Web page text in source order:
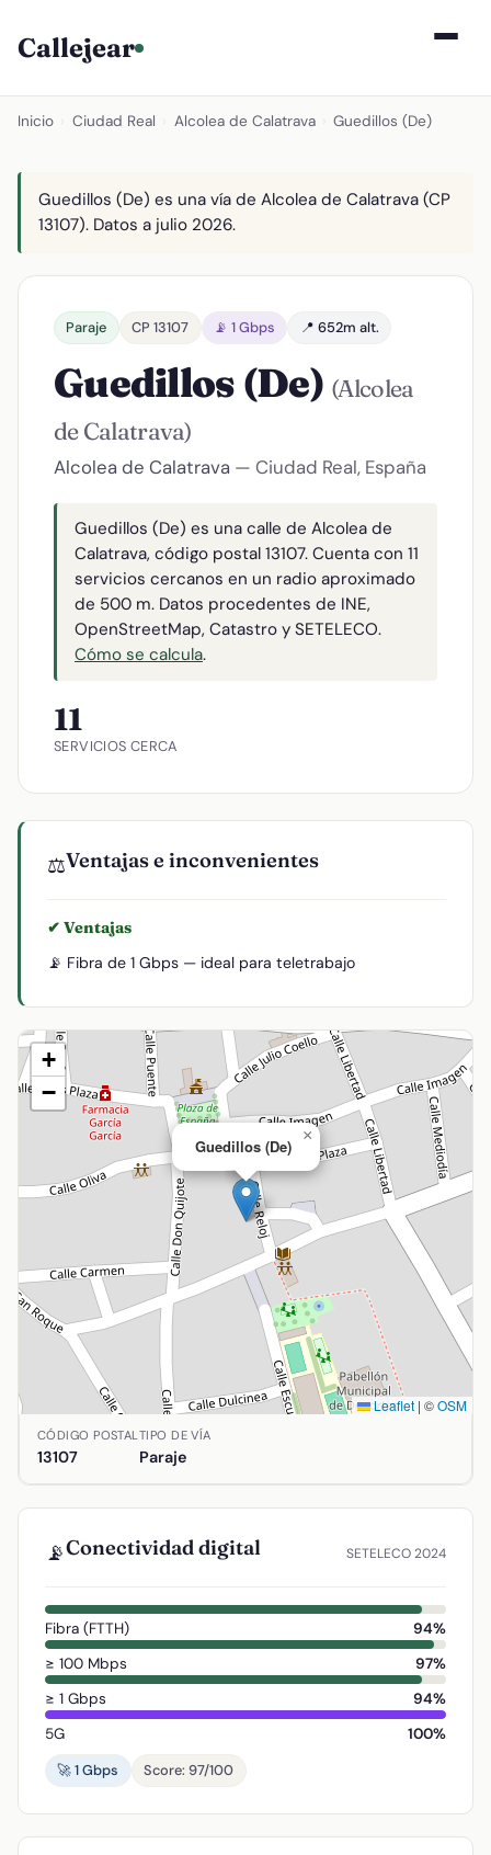
Callejear
Inicio Ciudad Real Alcolea de Calatrava Guedillos (De)
Guedillos (De) es una vía de Alcolea de Calatrava (CP
13107). Datos a julio 2026.
Paraje CP 13107 📡 1 Gbps 📍 652m alt.
Guedillos (De) (Alcolea
de Calatrava)
Alcolea de Calatrava — Ciudad Real, España
Guedillos (De) es una calle de Alcolea de
Calatrava, código postal 13107. Cuenta con 11
servicios cercanos en un radio aproximado
de 500 m. Datos procedentes de INE,
OpenStreetMap, Catastro y SETELECO.
Cómo se calcula.
11
SERVICIOS CERCA
⚖️Ventajas e inconvenientes
✔ Ventajas
📡 Fibra de 1 Gbps — ideal para teletrabajo
Guedillos (De)
×
+
−
Leaflet | ©OSM
Ubicación de Guedillos (De) en Alcolea de Calatrava,
CÓDIGO POSTAL
13107
TIPO DE VÍA
Paraje
📡Conectividad digital SETELECO 2024
Fibra (FTTH)
94%
≥ 100 Mbps
97%
≥ 1 Gbps
94%
5G
100%
🚀 1 Gbps
Score: 97/100